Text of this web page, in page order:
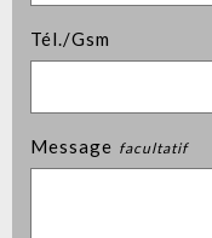
Tél./Gsm
Message